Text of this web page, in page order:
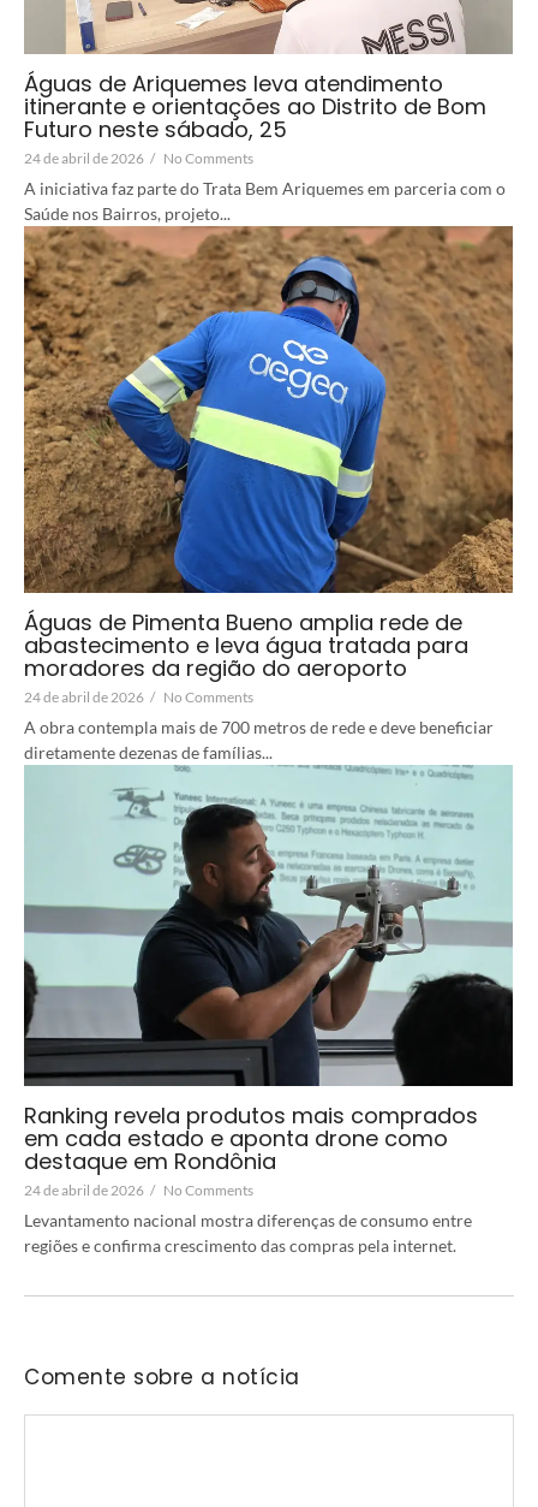
Águas de Ariquemes leva atendimento
itinerante e orientações ao Distrito de Bom
Futuro neste sábado, 25
24 de abril de 2026 / No Comments
A iniciativa faz parte do Trata Bem Ariquemes em parceria com o
Saúde nos Bairros, projeto...
Águas de Pimenta Bueno amplia rede de
abastecimento e leva água tratada para
moradores da região do aeroporto
24 de abril de 2026 / No Comments
A obra contempla mais de 700 metros de rede e deve beneficiar
diretamente dezenas de famílias...
Ranking revela produtos mais comprados
em cada estado e aponta drone como
destaque em Rondônia
24 de abril de 2026 / No Comments
Levantamento nacional mostra diferenças de consumo entre
regiões e confirma crescimento das compras pela internet.
Comente sobre a notícia